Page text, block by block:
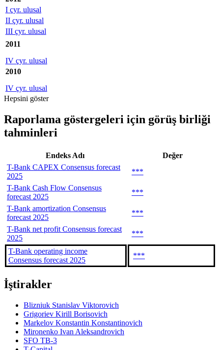
I çyr. ulusal
II çyr. ulusal
III çyr. ulusal
2011
IV çyr. ulusal
2010
IV çyr. ulusal
Hepsini göster
Raporlama göstergeleri için görüş birliği
tahminleri
Endeks Adı
Değer
T-Bank CAPEX Consensus forecast
2025
***
T-Bank Cash Flow Consensus
forecast 2025
***
T-Bank amortization Consensus
forecast 2025
***
T-Bank net profit Consensus forecast
2025
***
T-Bank operating income
Consensus forecast 2025
***
İştirakler
Blizniuk Stanislav Viktorovich
Grigoriev Kirill Borisovich
Markelov Konstantin Konstantinovich
Mironenko Ivan Aleksandrovich
SFO TB-3